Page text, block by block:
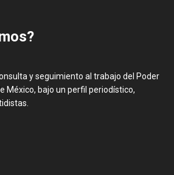
y seguimiento al trabajo del Poder
México, bajo un perfil periodístico,